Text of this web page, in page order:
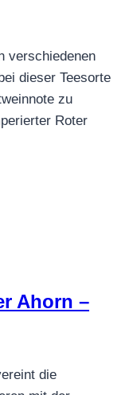
verschiedenen
dieser Teesorte
zu
Roter
Ahorn –
die